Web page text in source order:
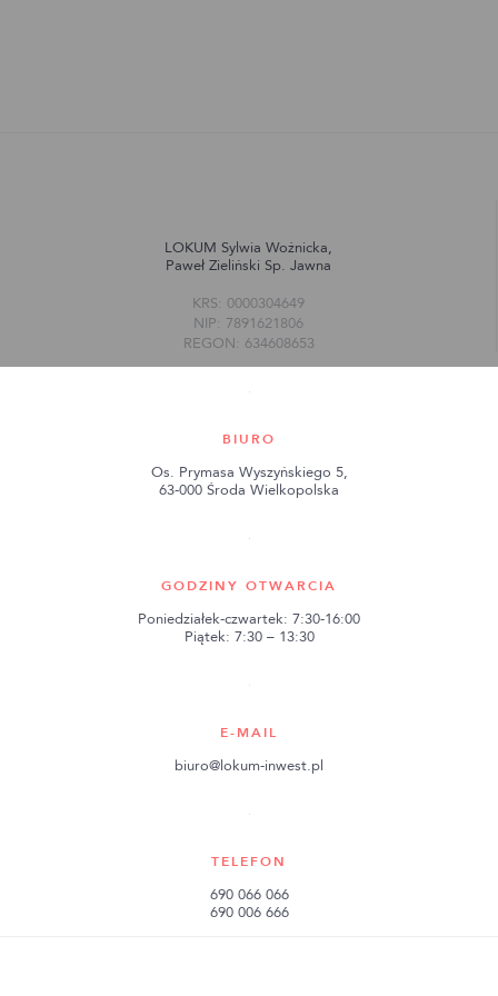
LOKUM Sylwia Woźnicka,
Paweł Zieliński Sp. Jawna
KRS: 0000304649
NIP: 7891621806
REGON: 634608653
BIURO
Os. Prymasa Wyszyńskiego 5,
63-000 Środa Wielkopolska
GODZINY OTWARCIA
Poniedziałek-czwartek: 7:30-16:00
Piątek: 7:30 – 13:30
E-MAIL
biuro@lokum-inwest.pl
TELEFON
690 066 066
690 006 666